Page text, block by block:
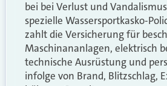
bei bei Verlust und
spezielle Wassersportkasko-
zahlt die Versicherung für
Maschinananlagen, elektrisch
technische Ausrüstung und
infolge von Brand, Blitzschlag,